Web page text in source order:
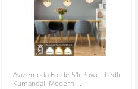
Avizemoda Forde 5'li Power Ledli
Kumandalı Modern ...